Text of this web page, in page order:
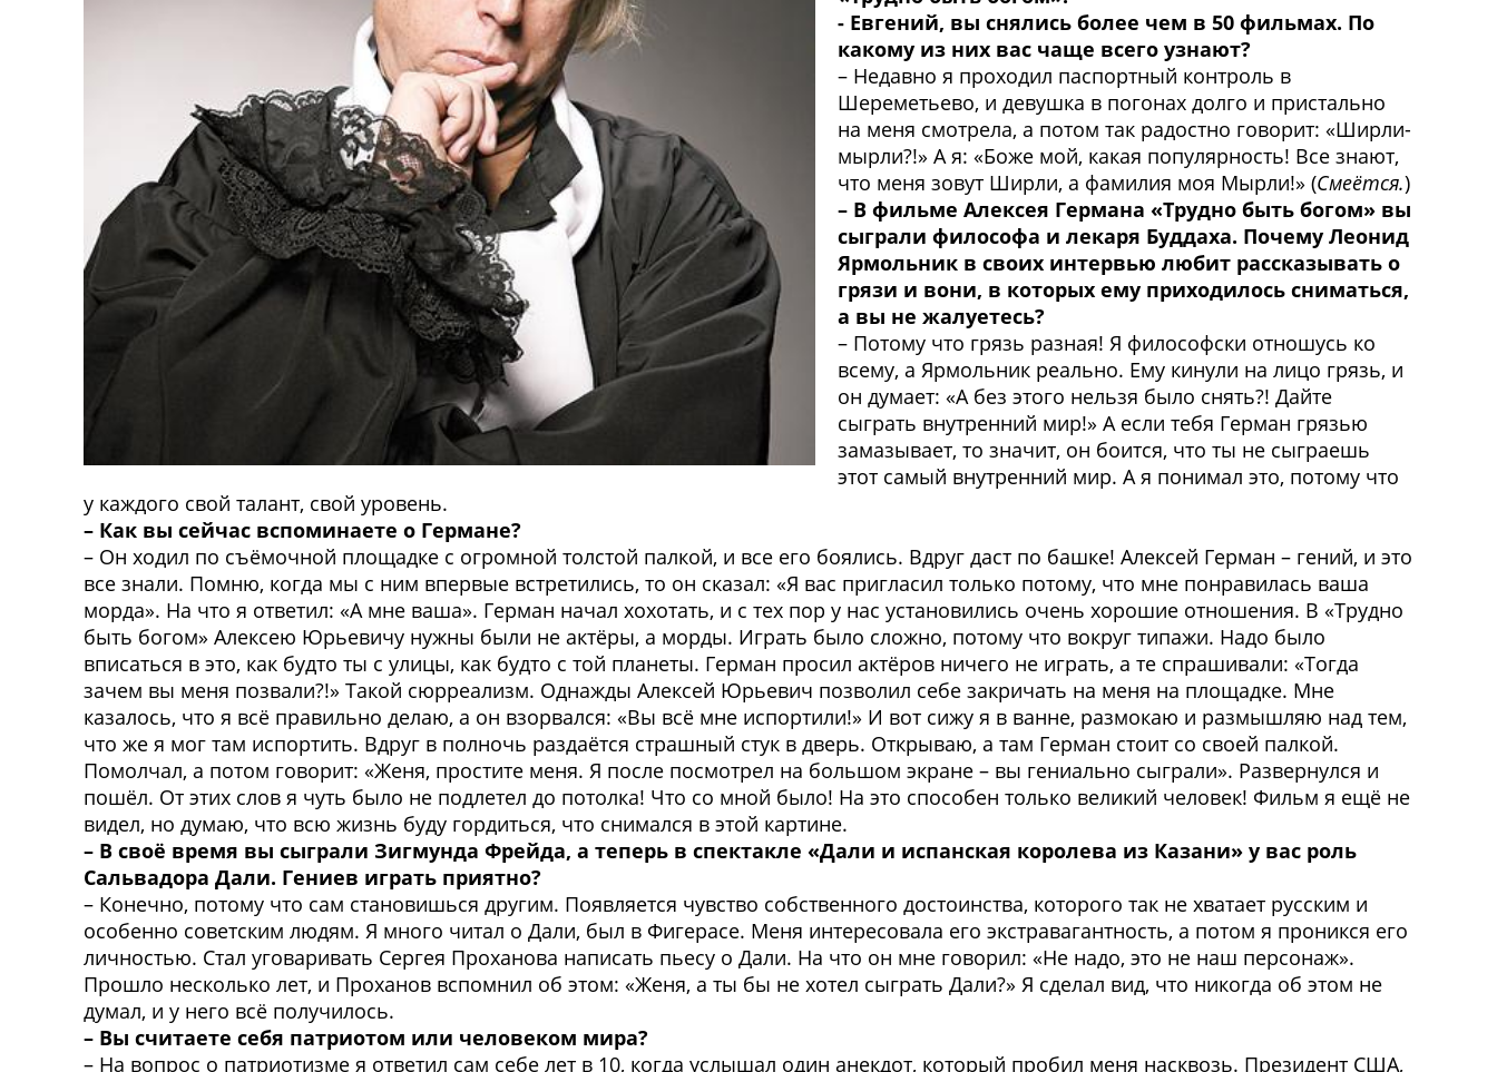
- Евгений, вы снялись более чем в 50 фильмах. По
какому из них вас чаще всего узнают?
– Недавно я проходил паспортный контроль в
Шереметьево, и девушка в погонах долго и пристально
на меня смотрела, а потом так радостно говорит: «Ширли-
мырли?!» А я: «Боже мой, какая популярность! Все знают,
что меня зовут Ширли, а фамилия моя Мырли!» (Смеётся.)
– В фильме Алексея Германа «Трудно быть богом» вы
сыграли философа и лекаря Буддаха. Почему Леонид
Ярмольник в своих интервью любит рассказывать о
грязи и вони, в которых ему приходилось сниматься,
а вы не жалуетесь?
– Потому что грязь разная! Я философски отношусь ко
всему, а Ярмольник реально. Ему кинули на лицо грязь, и
он думает: «А без этого нельзя было снять?! Дайте
сыграть внутренний мир!» А если тебя Герман грязью
замазывает, то значит, он боится, что ты не сыграешь
этот самый внутренний мир. А я понимал это, потому что
у каждого свой талант, свой уровень.
– Как вы сейчас вспоминаете о Германе?
– Он ходил по съёмочной площадке с огромной толстой палкой, и все его боялись. Вдруг даст по башке! Алексей Герман – гений, и это
все знали. Помню, когда мы с ним впервые встретились, то он сказал: «Я вас пригласил только потому, что мне понравилась ваша
морда». На что я ответил: «А мне ваша». Герман начал хохотать, и с тех пор у нас установились очень хорошие отношения. В «Трудно
быть богом» Алексею Юрьевичу нужны были не актёры, а морды. Играть было сложно, потому что вокруг типажи. Надо было
вписаться в это, как будто ты с улицы, как будто с той планеты. Герман просил актёров ничего не играть, а те спрашивали: «Тогда
зачем вы меня позвали?!» Такой сюрреализм. Однажды Алексей Юрьевич позволил себе закричать на меня на площадке. Мне
казалось, что я всё правильно делаю, а он взорвался: «Вы всё мне испортили!» И вот сижу я в ванне, размокаю и размышляю над тем,
что же я мог там испортить. Вдруг в полночь раздаётся страшный стук в дверь. Открываю, а там Герман стоит со своей палкой.
Помолчал, а потом говорит: «Женя, простите меня. Я после посмотрел на большом экране – вы гениально сыграли». Развернулся и
пошёл. От этих слов я чуть было не подлетел до потолка! Что со мной было! На это способен только великий человек! Фильм я ещё не
видел, но думаю, что всю жизнь буду гордиться, что снимался в этой картине.
– В своё время вы сыграли Зигмунда Фрейда, а теперь в спектакле «Дали и испанская королева из Казани» у вас роль
Сальвадора Дали. Гениев играть приятно?
– Конечно, потому что сам становишься другим. Появляется чувство собственного достоинства, которого так не хватает русским и
особенно советским людям. Я много читал о Дали, был в Фигерасе. Меня интересовала его экстравагантность, а потом я проникся его
личностью. Стал уговаривать Сергея Проханова написать пьесу о Дали. На что он мне говорил: «Не надо, это не наш персонаж».
Прошло несколько лет, и Проханов вспомнил об этом: «Женя, а ты бы не хотел сыграть Дали?» Я сделал вид, что никогда об этом не
думал, и у него всё получилось.
– Вы считаете себя патриотом или человеком мира?
– На вопрос о патриотизме я ответил сам себе лет в 10, когда услышал один анекдот, который пробил меня насквозь. Президент США,